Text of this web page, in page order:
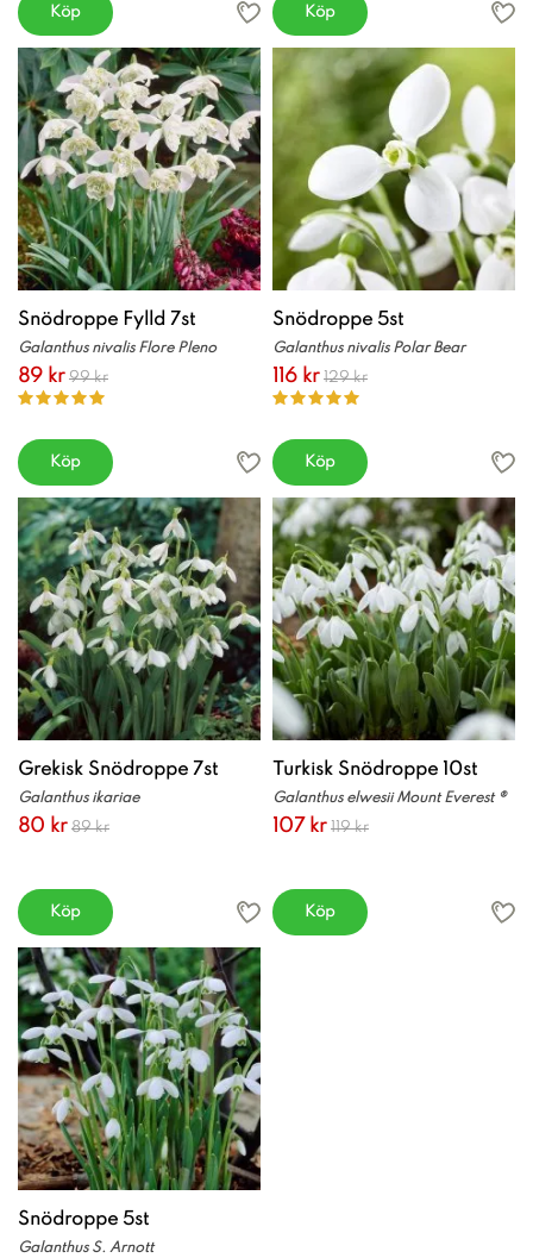
Köp Köp
Snödroppe Fylld 7st
Galanthus nivalis Flore Pleno
89 kr 99 kr
Köp
Snödroppe 5st
Galanthus nivalis Polar Bear
116 kr 129 kr
Köp
Grekisk Snödroppe 7st
Galanthus ikariae
80 kr 89 kr
Köp
Turkisk Snödroppe 10st
Galanthus elwesii Mount Everest ®
107 kr 119 kr
Köp
Snödroppe 5st
Galanthus S. Arnott